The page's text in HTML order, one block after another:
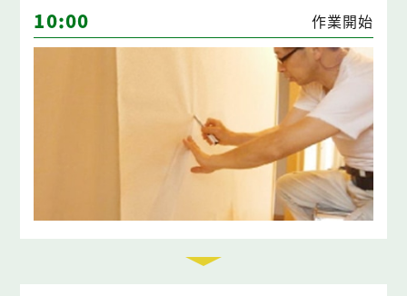
10:00 作業開始